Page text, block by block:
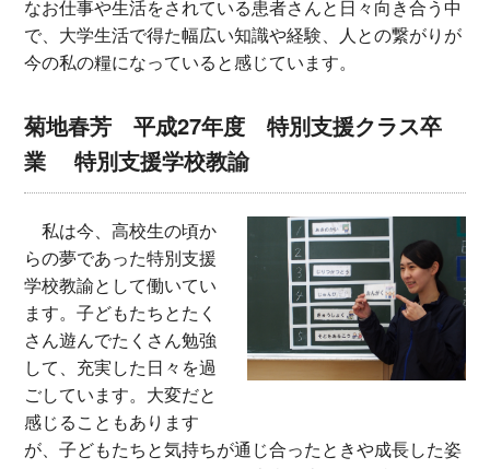
なお仕事や生活をされている患者さんと日々向き合う中
で、大学生活で得た幅広い知識や経験、人との繋がりが
今の私の糧になっていると感じています。
菊地春芳 平成27年度 特別支援クラス卒
業 特別支援学校教諭
私は今、高校生の頃か
らの夢であった特別支援
学校教諭として働いてい
ます。子どもたちとたく
さん遊んでたくさん勉強
して、充実した日々を過
ごしています。大変だと
感じることもあります
が、子どもたちと気持ちが通じ合ったときや成長した姿